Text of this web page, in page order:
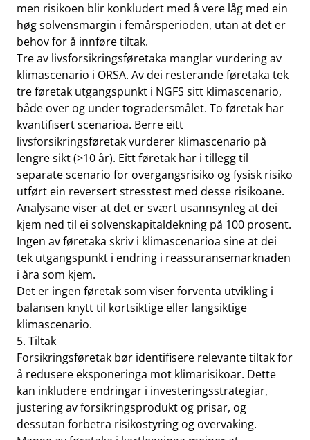
men risikoen blir konkludert med å vere låg med ein
høg solvensmargin i femårsperioden, utan at det er
behov for å innføre tiltak.
Tre av livsforsikringsføretaka manglar vurdering av
klimascenario i ORSA. Av dei resterande føretaka tek
tre føretak utgangspunkt i NGFS sitt klimascenario,
både over og under togradersmålet. To føretak har
kvantifisert scenarioa. Berre eitt
livsforsikringsføretak vurderer klimascenario på
lengre sikt (>10 år). Eitt føretak har i tillegg til
separate scenario for overgangsrisiko og fysisk risiko
utført ein reversert stresstest med desse risikoane.
Analysane viser at det er svært usannsynleg at dei
kjem ned til ei solvenskapitaldekning på 100 prosent.
Ingen av føretaka skriv i klimascenarioa sine at dei
tek utgangspunkt i endring i reassuransemarknaden
i åra som kjem.
Det er ingen føretak som viser forventa utvikling i
balansen knytt til kortsiktige eller langsiktige
klimascenario.
5. Tiltak
Forsikringsføretak bør identifisere relevante tiltak for
å redusere eksponeringa mot klimarisikoar. Dette
kan inkludere endringar i investeringsstrategiar,
justering av forsikringsprodukt og prisar, og
dessutan forbetra risikostyring og overvaking.